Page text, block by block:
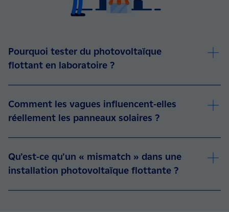
Pourquoi tester du photovoltaïque
flottant en laboratoire ?
Comment les vagues influencent-elles
réellement les panneaux solaires ?
Qu’est-ce qu’un « mismatch » dans une
installation photovoltaïque flottante ?